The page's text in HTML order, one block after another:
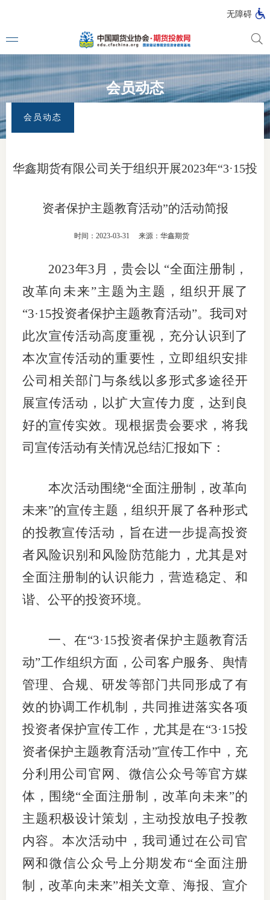
无障碍
媒体看
投教动
上市品
投教书
风险案
期货
业务指
热线问
政策法
网上投
投教委
调解委
会员动态
会员动态
华鑫期货有限公司关于组织开展2023年“3·15投
资者保护主题教育活动”的活动简报
时间：2023-03-31 来源：华鑫期货
2023年3 月，贵会 以 “全面注册制，
改革向未来”主题为主题，组织开展了
“3·15投资者保护主题教育活动”。我司对
此次宣传活动高度重视，充分认识到了
本次宣传活动的重要性，立即组织安排
公司相关部门与条线以多形式多途径开
展宣传活动，以扩大宣传力度，达到良
好的宣传实效。现根据贵会要求，将我
司宣传活动有关情况总结汇报如下：
本次活动围绕“全面注册制，改革向
未来”的宣传主题，组织开展了各种形式
的投教宣传活动，旨在进一步提高投资
者风险识别和风险防范能力，尤其是对
全面注册制的认识能力，营造稳定、和
谐、公平的投资环境。
一、在“3·15投资者保护主题教育活
动”工作组织方面，公司客户服务、舆情
管理、合规、研发等部门共同形成了有
效的协调工作机制，共同推进落实各项
投资者保护宣传工作，尤其是在“3·15投
资者保护主题教育活动”宣传工作中，充
分利用公司官网、微信公众号等官方媒
体，围绕“全面注册制，改革向未来”的
主题积极设计策划，主动投放电子投教
内容。本次活动中，我司通过在公司官
网和微信公众号上分期发布“全面注册
制，改革向未来”相关文章、海报、宣介